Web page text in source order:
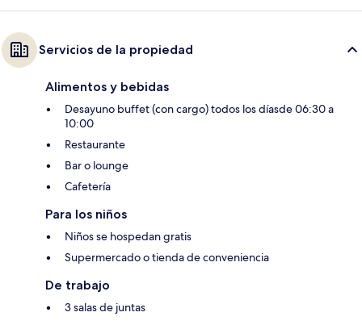
Servicios de la propiedad
Alimentos y bebidas
Desayuno buffet (con cargo) todos los díasde 06:30 a
10:00
Restaurante
Bar o lounge
Cafetería
Para los niños
Niños se hospedan gratis
Supermercado o tienda de conveniencia
De trabajo
3 salas de juntas